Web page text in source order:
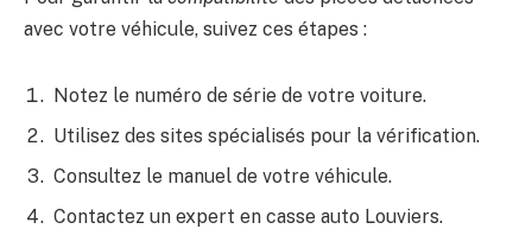
avec votre véhicule, suivez ces étapes :
Notez le numéro de série de votre voiture.
Utilisez des sites spécialisés pour la vérification.
Consultez le manuel de votre véhicule.
Contactez un expert en casse auto Louviers.